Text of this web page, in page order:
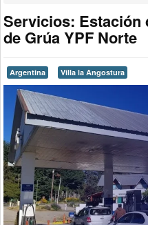
Servicios: Estación
de Grúa YPF Norte
Argentina Villa la Angostura